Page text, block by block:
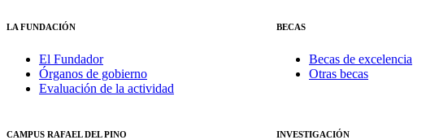
LA FUNDACIÓN
El Fundador
Órganos de gobierno
Evaluación de la actividad
BECAS
Becas de excelencia
Otras becas
CAMPUS RAFAEL DEL PINO INVESTIGACIÓN